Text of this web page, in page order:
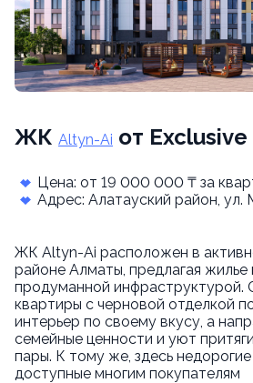
ЖК Altyn-Ai от Exclusive
Цена: от 19 000 000 ₸ за
Адрес: Алатауский район,
ЖК Altyn-Ai расположен в
районе Алматы, предлагая
продуманной инфраструктурой.
квартиры с черновой отделкой
интерьер по своему вкусу, а
семейные ценности и уют
пары. К тому же, здесь
доступные многим покупателям